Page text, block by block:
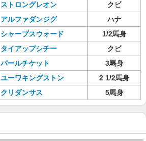
ストロングレオン
クビ
アルファダンジグ
ハナ
シャープスウォード
1/2馬身
タイアップシチー
クビ
パールチケット
3馬身
ユーワキングストン
2 1/2馬身
クリダンサス 5馬身